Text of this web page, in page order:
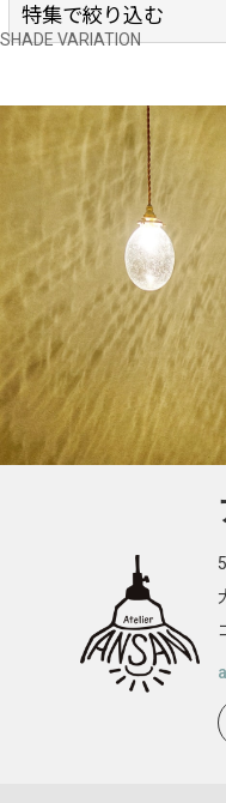
特集で絞り込む
切子ランプ
ステンドグラス
丸型小さめ（125mm、
丸型 200mm
丸型 250mm
Cトロ型
イチョウ型
Aトロ型
オワン型 2001
トキワ型